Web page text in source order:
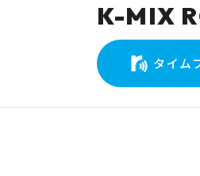
K-MIX
タイム